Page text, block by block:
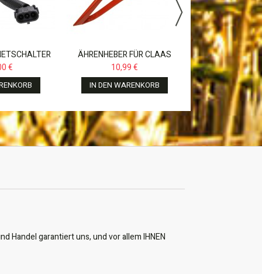
110, 120,
€
ÄHRENHEBER FÜR CLAAS
DOMIANTOR,MEGA,LEXION,
10,99 €
IN DEN WARENKORB
IN DEN
Handel garantiert uns, und vor allem IHNEN